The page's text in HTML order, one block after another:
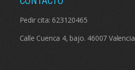
Pedir cita: 623120465
Calle Cuenca 4, bajo. 46007 Valencia